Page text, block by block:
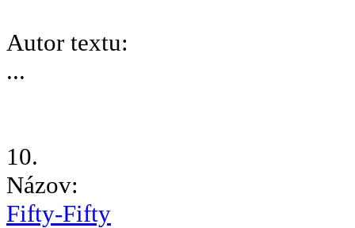
Autor textu:
...
10.
Názov:
Fifty-Fifty